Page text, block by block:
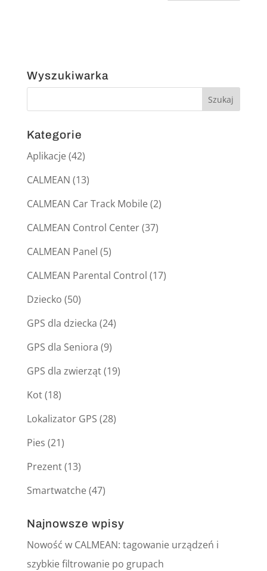
Wyszukiwarka
Kategorie
Aplikacje(42)
CALMEAN (13)
CALMEAN Car Track Mobile(2)
CALMEAN Control Center(37)
CALMEAN Panel (5)
CALMEAN Parental Control (17)
Dziecko (50)
GPS dla dziecka (24)
GPS dla Seniora (9)
GPS dla zwierząt(19)
Kot(18)
Lokalizator GPS (28)
Pies (21)
Prezent(13)
Smartwatche(47)
Najnowsze wpisy
Nowość w CALMEAN: tagowanie urządzeń i
szybkie filtrowanie po grupach